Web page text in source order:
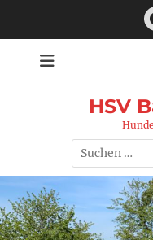
HSV
Suchen
nach: